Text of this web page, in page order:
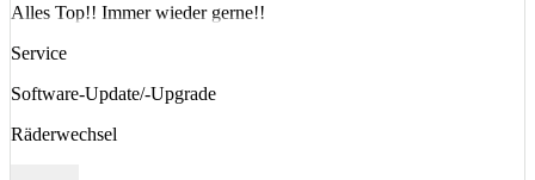
Alles Top!! Immer wieder gerne!!
Service
Software-Update/-Upgrade
Räderwechsel